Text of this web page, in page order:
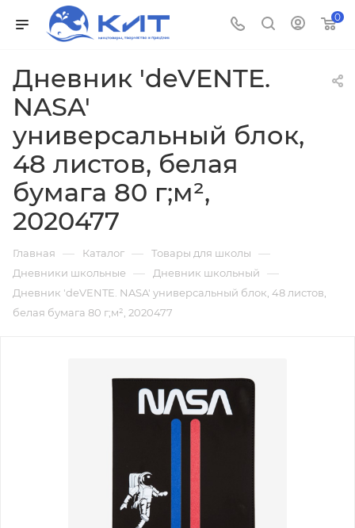
0
Дневник 'deVENTE.
NASA'
универсальный блок,
48 листов, белая
бумага 80 г;м²,
2020477
Главная — Каталог — Товары для школы —
Дневники школьные — Дневник школьный —
Дневник 'deVENTE. NASA' универсальный блок, 48 листов,
белая бумага 80 г;м², 2020477